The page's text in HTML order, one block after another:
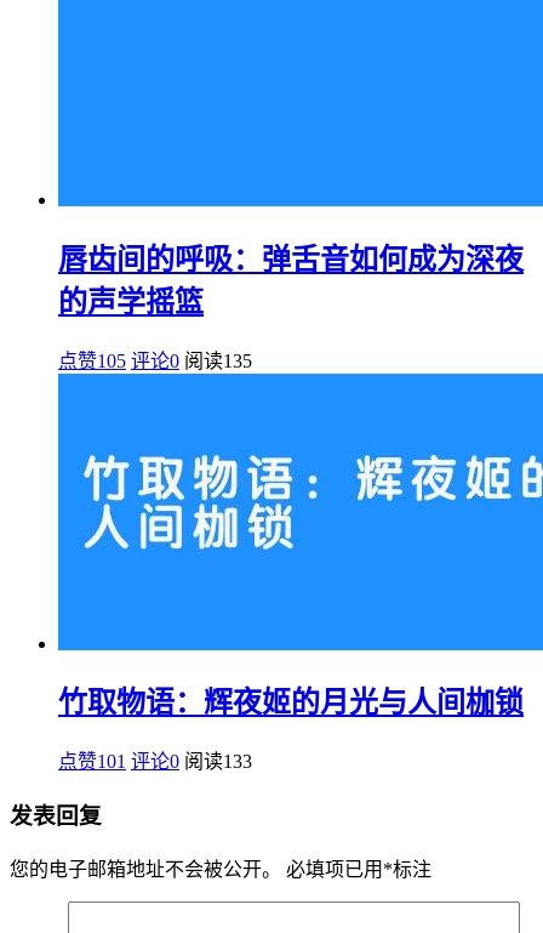
唇齿间的呼吸：弹舌音如何成为深夜
的声学摇篮
点赞105 评论0 阅读135
竹取物语：辉夜姬的月光与人间枷锁
点赞101 评论0 阅读133
发表回复
您的电子邮箱地址不会被公开。 必填项已用 *标注